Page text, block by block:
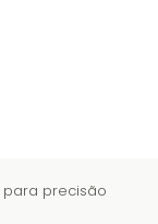
para precisão